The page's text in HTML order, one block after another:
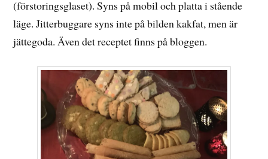
(förstoringsglaset). Syns på mobil och platta i stående
läge. Jitterbuggare syns inte på bilden kakfat, men är
jättegoda. Även det receptet finns på bloggen.